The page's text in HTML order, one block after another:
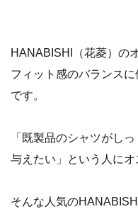
HANABISHI（花菱）の
フィット感のバランスに
です。
「既製品のシャツがし
与えたい」という人にオ
そんな人気の